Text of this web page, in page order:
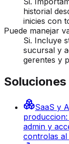
historial
inicies con
Puede manejar
Si. Incluye
sucursal y
gerentes y
SaaS y
admin y
controlas al